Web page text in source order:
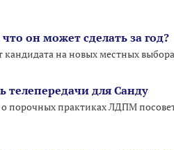
он может сделать за год?
на новых местных
телепередачи для Санду
порочных практиках ЛДПМ